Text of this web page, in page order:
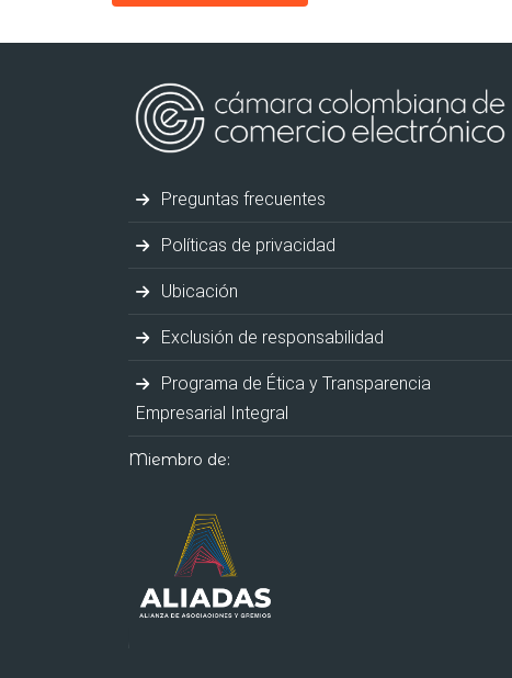
Preguntas frecuentes
Políticas de privacidad
Ubicación
Exclusión de responsabilidad
Programa de Ética y Transparencia
Empresarial Integral
Miembro de: